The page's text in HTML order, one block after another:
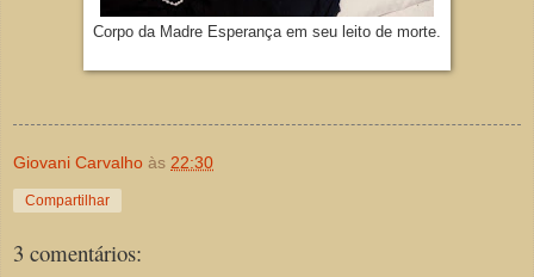
Corpo da Madre Esperança em seu leito de morte.
Giovani Carvalho às 22:30
Compartilhar
3 comentários: